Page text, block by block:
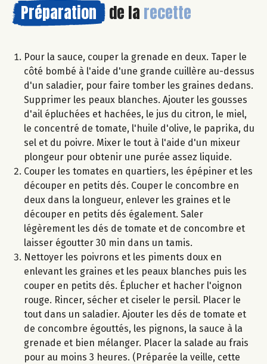
Préparation de la recette
Pour la sauce, couper la grenade en deux. Taper le
côté bombé à l'aide d'une grande cuillère au-dessus
d'un saladier, pour faire tomber les graines dedans.
Supprimer les peaux blanches. Ajouter les gousses
d'ail épluchées et hachées, le jus du citron, le miel,
le concentré de tomate, l'huile d'olive, le paprika, du
sel et du poivre. Mixer le tout à l'aide d'un mixeur
plongeur pour obtenir une purée assez liquide.
Couper les tomates en quartiers, les épépiner et les
découper en petits dés. Couper le concombre en
deux dans la longueur, enlever les graines et le
découper en petits dés également. Saler
légèrement les dés de tomate et de concombre et
laisser égoutter 30 min dans un tamis.
Nettoyer les poivrons et les piments doux en
enlevant les graines et les peaux blanches puis les
couper en petits dés. Éplucher et hacher l'oignon
rouge. Rincer, sécher et ciseler le persil. Placer le
tout dans un saladier. Ajouter les dés de tomate et
de concombre égouttés, les pignons, la sauce à la
grenade et bien mélanger. Placer la salade au frais
pour au moins 3 heures. (Préparée la veille, cette